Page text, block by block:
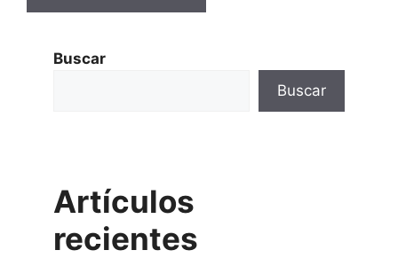
Buscar
Buscar
Artículos
recientes